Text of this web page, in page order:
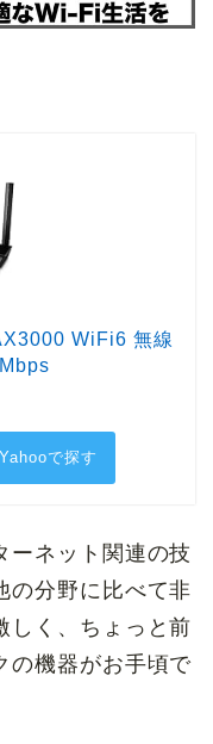
WiFi6 無線
Yahooで探す
ーネット関連の技
の分野に比べて非
しく、ちょっと前
の機器がお手頃で